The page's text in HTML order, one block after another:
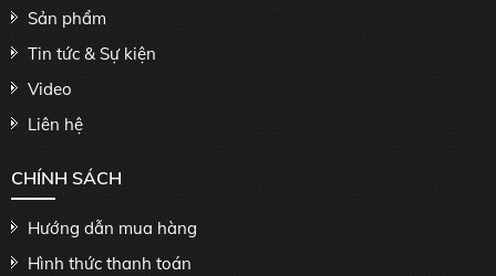
Sản phẩm
Tin tức & Sự kiện
Video
Liên hệ
CHÍNH SÁCH
Hướng dẫn mua hàng
Hình thức thanh toán